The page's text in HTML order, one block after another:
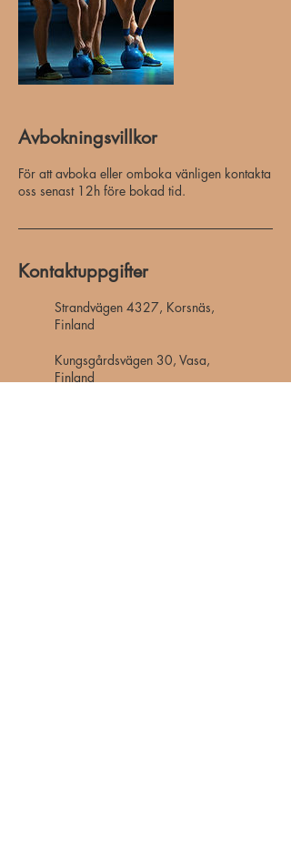
Avbokningsvillkor
För att avboka eller omboka vänligen kontakta
oss senast 12h före bokad tid.
Kontaktuppgifter
Strandvägen 4327, Korsnäs,
Finland
Kungsgårdsvägen 30, Vasa,
Finland